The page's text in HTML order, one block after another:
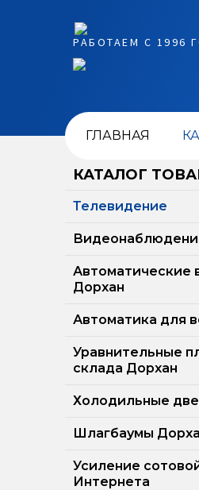
РАБОТАЕМ С 1996
ГЛАВНАЯ
КАТАЛОГ
Телевидение
Автоматические
Дорхан
Автоматика для
Уравнительные
склада Дорхан
Холодильные
Шлагбаумы
Усиление
Интернета